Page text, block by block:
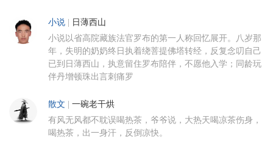
小说 日薄西山
小说以省高院藏族法官罗布的第一人称回忆展开。八岁那
年，失明的奶奶终日执着绕菩提佛塔转经，反复念叨自己
已到日薄西山，执意留住罗布陪伴，不愿他入学；同龄玩
伴丹增顿珠出言刺痛罗
散文 一碗老干烘
有风无风都不耽误喝热茶，爷爷说，大热天喝凉茶伤身，
喝热茶，出一身汗，反倒凉快。